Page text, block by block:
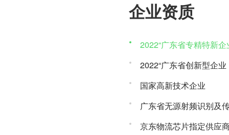
企业资质
2022“广东省专精特新企
2022“广东省创新型企业
国家高新技术企业
广东省无源射频识别及
京东物流芯片指定供应